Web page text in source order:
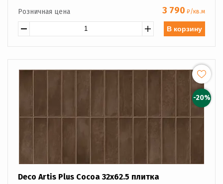
Розничная цена
3 790 ₽/кв.м
В корзину
-20%
Deco Artis Plus Cocoa 32x62.5 плитка